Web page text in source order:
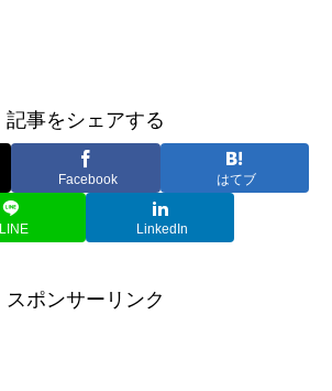
記事をシェアする
Facebook はてブ
LINE LinkedIn
スポンサーリンク